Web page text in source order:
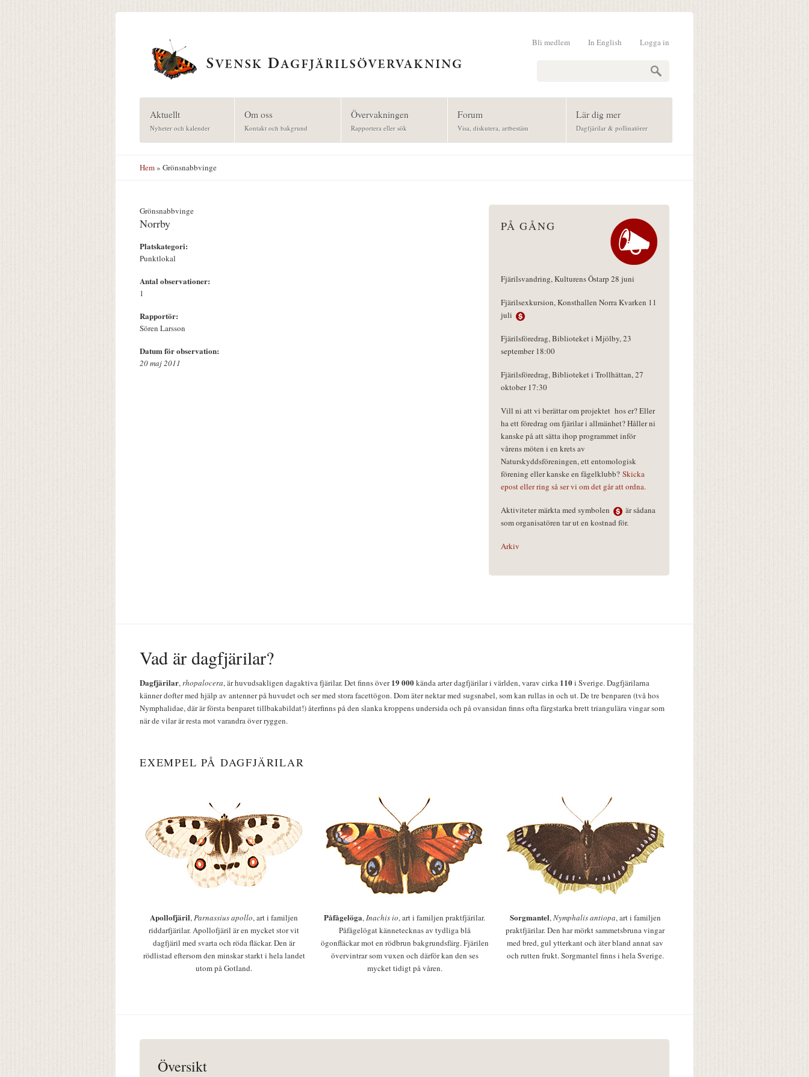
Logga in
In English
Bli medlem
Aktuellt
Nyheter och kalender
Om oss
Kontakt och bakgrund
Övervakningen
Rapportera eller sök
Forum
Visa, diskutera, artbestäm
Lär dig mer
Dagfjärilar & pollinatörer
Hem» Grönsnabbvinge
Grönsnabbvinge
Norrby
Platskategori:
Punktlokal
Antal observationer:
1
Rapportör:
Sören Larsson
Datum för observation:
20 maj 2011
PÅ GÅNG
Fjärilsvandring, Kulturens Östarp 28 juni
Fjärilsexkursion, Konsthallen Norra Kvarken 11
juli
Fjärilsföredrag, Biblioteket i Mjölby, 23
september 18:00
Fjärilsföredrag, Biblioteket i Trollhättan, 27
oktober 17:30
Vill ni att vi berättar om projektet hos er? Eller
ha ett föredrag om fjärilar i allmänhet? Håller ni
kanske på att sätta ihop programmet inför
vårens möten i en krets av
Naturskyddsföreningen, ett entomologisk
förening eller kanske en fågelklubb? Skicka
epost eller ring så ser vi om det går att ordna.
Aktiviteter märkta med symbolen
är sådana
som organisatören tar ut en kostnad för.
Arkiv
Vad är dagfjärilar?
Dagfjärilar,rhopalocera, är huvudsakligen dagaktiva fjärilar. Det finns över19 000kända arter dagfjärilar i världen, varav cirka 110i Sverige. Dagfjärilarna
känner dofter med hjälp av antenner på huvudet och ser med stora facettögon. Dom äter nektar med sugsnabel, som kan rullas in och ut. De tre benparen (två hos
Nymphalidae, där är första benparet tillbakabildat!) återfinns på den slanka kroppens undersida och på ovansidan finns ofta färgstarka brett triangulära vingar som
när de vilar är resta mot varandra över ryggen.
EXEMPEL PÅ DAGFJÄRILAR
Apollofjäril,Parnassius apollo, art i familjen
riddarfjärilar. Apollofjäril är en mycket stor vit
dagfjäril med svarta och röda fläckar. Den är
rödlistad eftersom den minskar starkt i hela landet
utom på Gotland.
Påfågelöga,Inachis io, art i familjen praktfjärilar.
Påfågelögat kännetecknas av tydliga blå
ögonfläckar mot en rödbrun bakgrundsfärg. Fjärilen
övervintrar som vuxen och därför kan den ses
mycket tidigt på våren.
Sorgmantel,Nymphalis antiopa, art i familjen
praktfjärilar. Den har mörkt sammetsbruna vingar
med bred, gul ytterkant och äter bland annat sav
och rutten frukt. Sorgmantel finns i hela Sverige.
Översikt